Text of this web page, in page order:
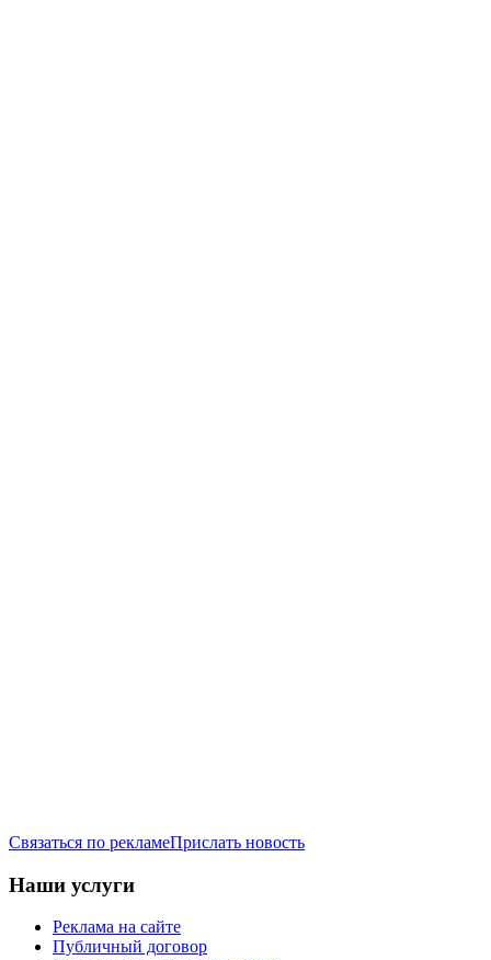
Связаться по рекламеПрислать новость
Наши услуги
Реклама на сайте
Публичный договор